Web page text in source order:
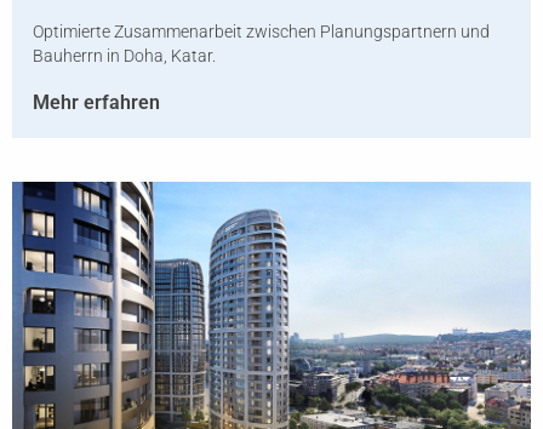
Optimierte Zusammenarbeit zwischen Planungspartnern und
Bauherrn in Doha, Katar.
Mehr erfahren